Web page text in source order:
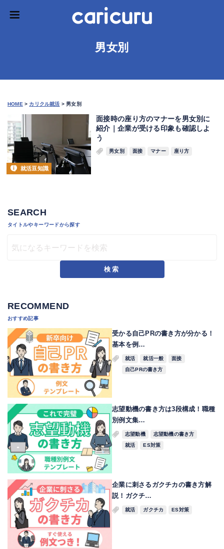
男女別
HOME > カリクル就活 > 男女別
就活豆知識
面接時の座り方のマナーを男女別に
紹介｜企業が受ける印象も確認しよ
う
男女別 面接 マナー 座り方
SEARCH
タイトルやキーワードから探す
検索
RECOMMEND
おすすめ記事
受かる自己PRの書き方が分かる！
基本を例…
就活 就活一般
面接
自己PRの書き方
志望動機の書き方は3段構成！職種
別例文集…
志望動機
志望動機の書き方
就活
ES対策
企業に刺さるガクチカの書き方解
説！ガクチ…
就活 ガクチカ ES対策